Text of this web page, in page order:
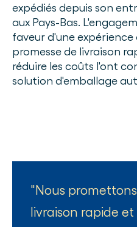
expédiés depuis son
aux Pays-Bas.
faveur d'une
promesse de livraison
réduire les coûts l'ont
solution d'emballage
Nous
livraison rapide et